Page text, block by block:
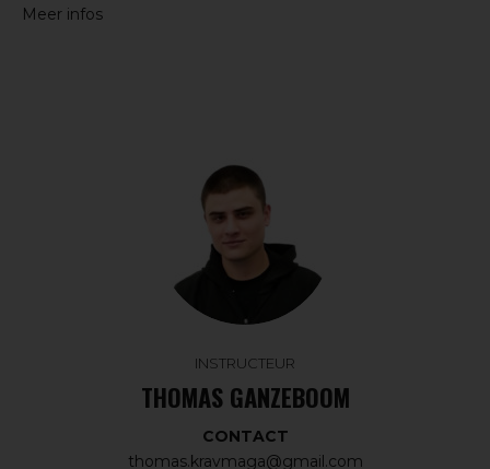
Meer infos
INSTRUCTEUR
THOMAS GANZEBOOM
CONTACT
thomas.kravmaga@gmail.com